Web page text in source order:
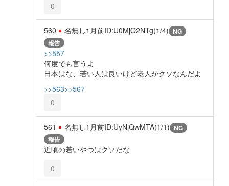
0
560 名無し1月前ID:U0MjQ2NTg(1/4) NG
報告
>>557
何度でも言うよ
日本はな、若い人は良いけど老人がクソなんだよ
>>563>>567
0
561 名無し1月前ID:UyNjQwMTA(1/1) NG
報告
近頃の若いやつはクソだな
0